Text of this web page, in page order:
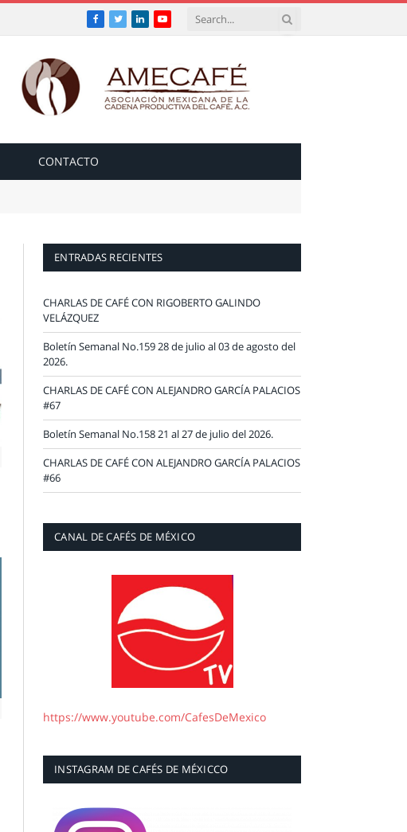
Facebook
TwitterLinkedInYouTube
CONTACTO
ENTRADAS RECIENTES
CHARLAS DE CAFÉ CON RIGOBERTO GALINDO
VELÁZQUEZ
Boletín Semanal No.159 28 de julio al 03 de agosto del
2026.
CHARLAS DE CAFÉ CON ALEJANDRO GARCÍA PALACIOS
#67
Boletín Semanal No.158 21 al 27 de julio del 2026.
CHARLAS DE CAFÉ CON ALEJANDRO GARCÍA PALACIOS
#66
CANAL DE CAFÉS DE MÉXICO
https://www.youtube.com/CafesDeMexico
INSTAGRAM DE CAFÉS DE MÉXICCO